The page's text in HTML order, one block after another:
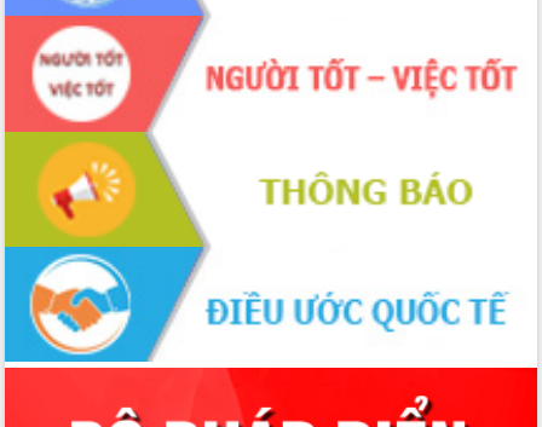
Giai đoạn 2026-2030, Đắk Lắk phấn
đấu có 77% xã đạt chuẩn nông thôn
mới
Chuyển đổi số 'mở đường' cho nông
nghiệp Đắk Lắk tăng trưởng bứt phá
Triển khai đồng bộ đo đạc, lập hồ sơ
địa chính, hoàn thiện cơ sở dữ liệu đất
đai
Ứng dụng sinh trắc học - Bước tiến
trong hành trình chuyển đổi số tại Đắk
Lắk
Đắk Lắk nâng cao hiệu quả công tác
Đảng từ Sổ tay đảng viên điện tử
Đắk Lắk đẩy mạnh nuôi biển công
bền vững